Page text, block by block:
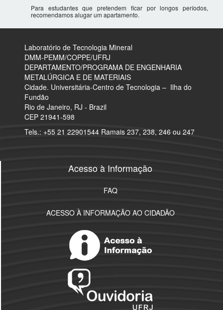
Para estudantes que pretendem ficar por longos períodos,
recomendamos alugar um apartamento.
Laboratório de Tecnologia Mineral
​DMM-PEMM/COPPE/UFRJ
DEPARTAMENTO/PROGRAMA DE ENGENHARIA
METALÚRGICA E DE MATERIAIS
Cidade. Universitária-Centro de Tecnologia – Ilha do
Fundão
Rio de Janeiro, RJ - Brazil
CEP 21941-598
Tels.: +55 21 22901544 Ramais 237, 238, 246 ou 247
Acesso à Informação
FAQ
ACESSO À INFORMAÇÃO AO CIDADÃO